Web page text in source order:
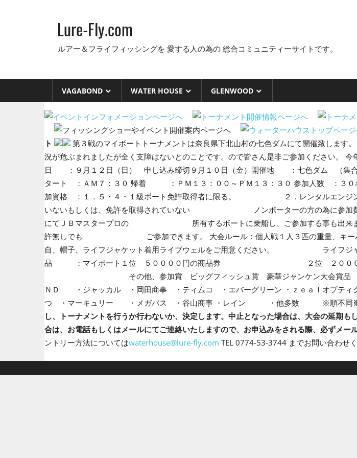
Lure-Fly.com
ルアー＆フライフィッシングを 愛する人の為の 総合コミュニティーサイトです。
VAGABOND WATER HOUSE GLENWOOD
ト
第３戦のマイボートトーナメントは奈良県下北山村の七色ダムにて開催致します
況が危ぶまれましたが全く支障はないとのことです。ので皆さん是非ご参加ください。
日 ：９月１２日（日） 申し込み締切９月１０日（金）開催地 ：七色ダム （集合
タート ：ＡＭ７：３０ 帰着 ：ＰＭ１３：００～ＰＭ１３：３０ 参加人数 ：３０
加資格 ：１．５・４・１級ボート免許取得者に限る。 ２．レンタルエン
いないもしくは、免許を取得されていない ノンボーターの方の為に参
にてＪＢマスタープロの 所有するボートに乗船し、ご参加する事も出来
許無しでも ご参加できます。 大会ルール：個人戦１人３匹の重
自、帽子、ライフジャケット着用ライブウェルをご用意ください。 ライ
品 ：マイボート１位 ５００００円の商品券 ２位 ２０
その他、参加賞 ビッグフィッシュ賞 豪華ジャンケン大会賞
ＮＤ ・ジャッカル ・岡田商事 ・ティムコ ・エバーグリーン ・ｚｅａｌオプテ
つ ・マーキュリー ・メガバス ・谷山商事 ・レイン ・他多数 ※順不同
し、トーナメントを行うか行わないか、決定します。中止となった場合は、大会の延期
合は、お電話もしくはメールにてご連絡いたしますので、お申込みをされる際、必ずメー
ントリー方法についてはwaterhouse@lure-fly.com TEL 0774-53-3744 までお問い合わせ